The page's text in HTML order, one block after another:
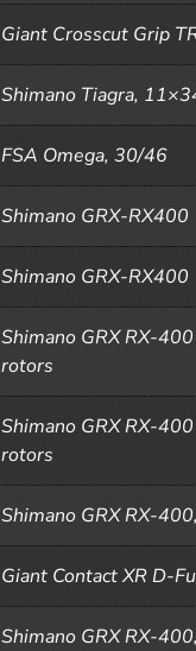
Giant Crosscut Grip
Shimano Tiagra,
FSA Omega, 30/46
Shimano GRX-RX400
Shimano GRX-RX400
Shimano GRX RX-
rotors
Shimano GRX RX-
rotors
Shimano GRX RX-
Giant Contact XR D-
Shimano GRX RX-